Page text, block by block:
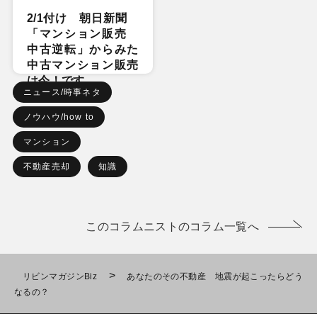
2/1付け 朝日新聞
「マンション販売
中古逆転」からみた
中古マンション販売
は今！です
ニュース/時事ネタ
ノウハウ/how to
マンション
不動産売却 知識
このコラムニストのコラム一覧へ
リビンマガジンBiz >
あなたのその不動産 地震が起こったらどう
なるの？